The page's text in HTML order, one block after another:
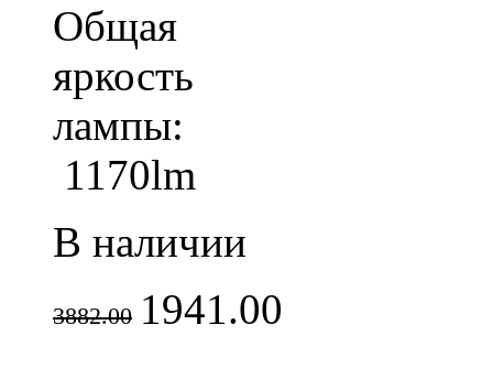
Общая
яркость
лампы:
1170lm
В наличии
3882.00 1941.00